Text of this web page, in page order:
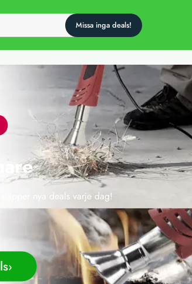
nya deals varje dag!